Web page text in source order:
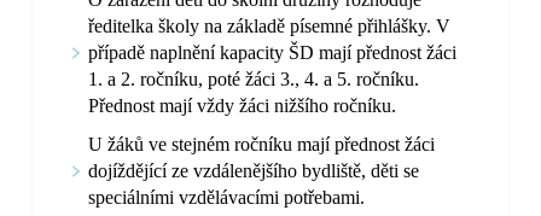
ředitelka školy na základě písemné přihlášky. V
případě naplnění kapacity ŠD mají přednost žáci
1. a 2. ročníku, poté žáci 3., 4. a 5. ročníku.
Přednost mají vždy žáci nižšího ročníku.
U žáků ve stejném ročníku mají přednost žáci
dojíždějící ze vzdálenějšího bydliště, děti se
speciálními vzdělávacími potřebami.